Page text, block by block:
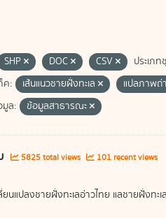
SHP DOC CSV
ประเภท
ค: เส้นแนวชายฝั่งทะเล แปลภาพถ่
มูล: ข้อมูลสาธารณะ
5825 total views 101 recent views
นแปลงชายฝั่งทะเลอ่าวไทย แลชายฝั่ง